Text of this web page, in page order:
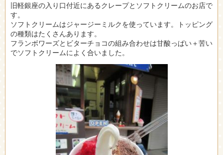
旧軽銀座の入り口付近にあるクレープとソフトクリームのお店で
す。
ソフトクリームはジャージーミルクを使っています。トッピング
の種類はたくさんあります。
フランボワーズとビターチョコの組み合わせは甘酸っぱい＋苦い
でソフトクリームによく合いました。